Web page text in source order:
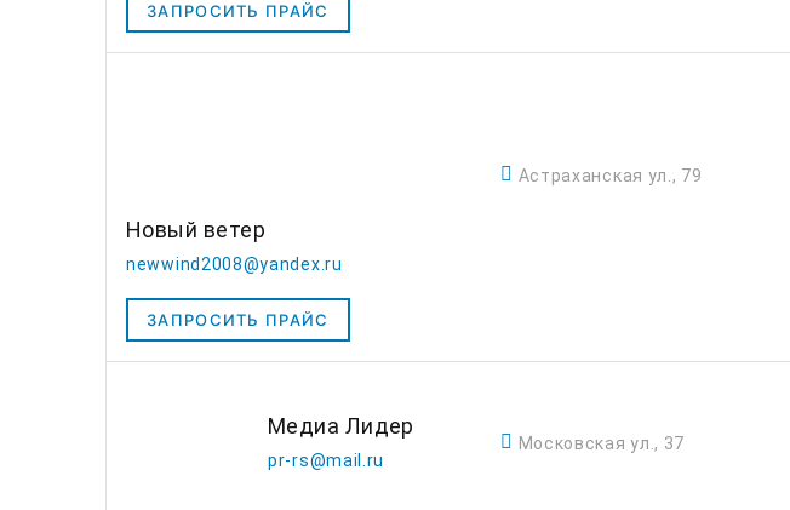
ЗАПРОСИТЬ ПРАЙС
Новый ветер
newwind2008@yandex.ru
Астраханская ул., 79
ЗАПРОСИТЬ ПРАЙС
Медиа Лидер
pr-rs@mail.ru
Московская ул., 37